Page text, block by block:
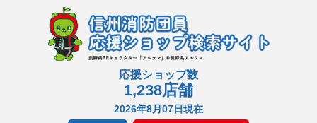
応援ショップ数
1,238店舗
2026年8月07日現在